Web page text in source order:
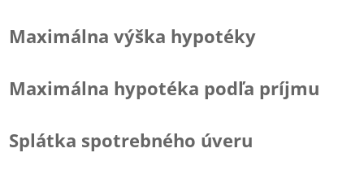
Maximálna výška hypotéky
Maximálna hypotéka podľa príjmu
Splátka spotrebného úveru